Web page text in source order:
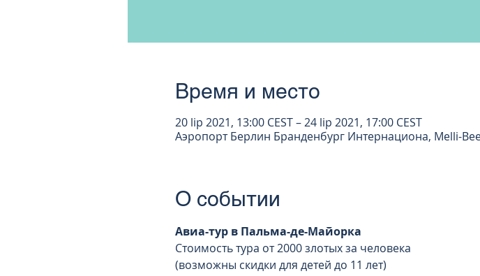
Время и место
20 lip 2021, 13:00 CEST – 24 lip 2021, 17:00 CEST
Аэропорт Берлин Бранденбург Интернациона, Melli-
О событии
Авиа-тур в Пальма-де-Майорка
Стоимость тура от 2000 злотых за человека
(возможны скидки для детей до 11 лет)